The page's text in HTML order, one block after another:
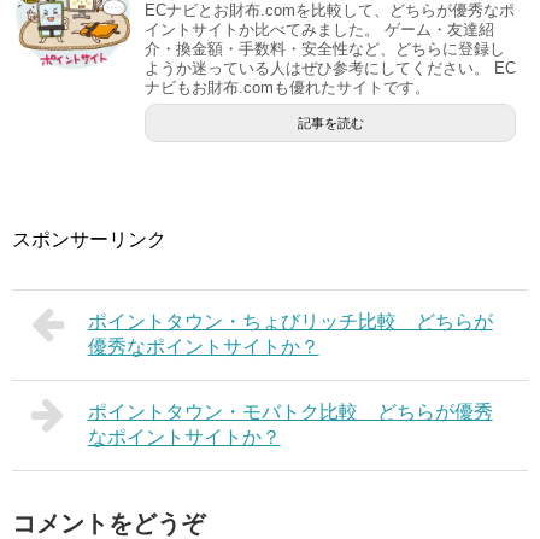
ECナビとお財布.comを比較して、どちらが優秀なポ
イントサイトか比べてみました。 ゲーム・友達紹
介・換金額・手数料・安全性など、どちらに登録し
ようか迷っている人はぜひ参考にしてください。 EC
ナビもお財布.comも優れたサイトです。
記事を読む
スポンサーリンク
ポイントタウン・ちょびリッチ比較 どちらが
優秀なポイントサイトか？
ポイントタウン・モバトク比較 どちらが優秀
なポイントサイトか？
コメントをどうぞ